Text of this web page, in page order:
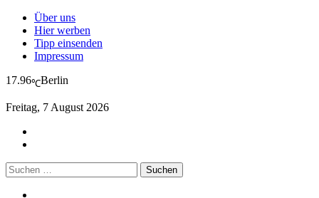
Über uns
Hier werben
Tipp einsenden
Impressum
17.96℃Berlin
Freitag, 7 August 2026
Suchen
nach: